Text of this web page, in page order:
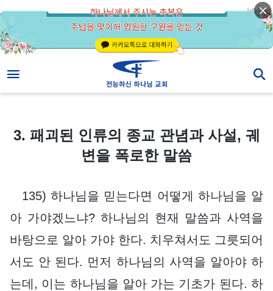
3. 패괴된 인류의 종교 관념과 사설, 궤변을 폭로한 말씀
3. 패괴된 인류의 종교 관념과 사설, 궤
변을 폭로한 말씀
135) 하나님을 믿는다면 어떻게 하나님을 알
아 가야겠느냐? 하나님의 현재 말씀과 사역을
바탕으로 알아 가야 한다. 치우쳐서도 그릇되어
서도 안 된다. 먼저 하나님의 사역을 알아야 하
는데, 이는 하나님을 알아 가는 기초가 된다. 하